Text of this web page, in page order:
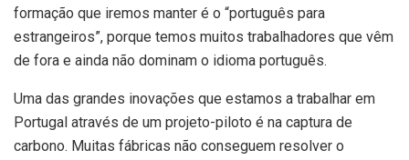
formação que iremos manter é o “português para
estrangeiros”, porque temos muitos trabalhadores que vêm
de fora e ainda não dominam o idioma português.
Uma das grandes inovações que estamos a trabalhar em
Portugal através de um projeto-piloto é na captura de
carbono. Muitas fábricas não conseguem resolver o